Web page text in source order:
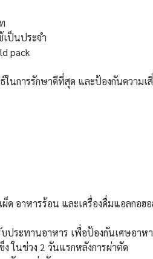
เป็นประจำ
pack
นการรักษาดีที่สุด และป้องกันความเสี่
ด อาหารร้อน และเครื่องดื่มแอลกอฮ
ประทานอาหาร เพื่อป้องกันเศษอาห
ในช่วง 2 วันแรกหลังการผ่าตัด